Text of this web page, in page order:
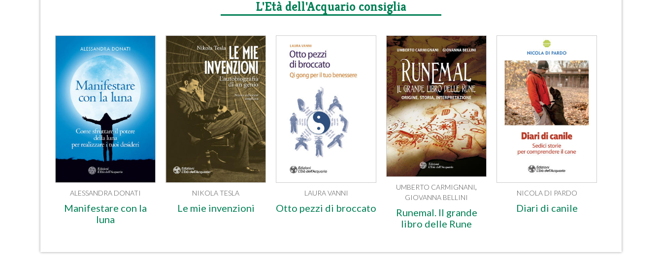
L'Età dell'Acquario consiglia
ALESSANDRA DONATI
Manifestare con la
luna
NIKOLA TESLA
Le mie invenzioni
LAURA VANNI
Otto pezzi di broccato
UMBERTO CARMIGNANI,
GIOVANNA BELLINI
Runemal. Il grande
libro delle Rune
NICOLA DI PARDO
Diari di canile